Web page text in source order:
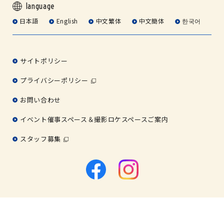
language
日本語 English 中文繁体 中文簡体 한국어
サイトポリシー
プライバシーポリシー
お問い合わせ
イベント催事スペース＆撮影ロケスペースご案内
スタッフ募集